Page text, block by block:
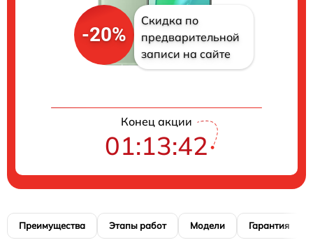
-20%
Скидка по
предварительной
записи на сайте
Конец акции
01:13:41
Преимущества Этапы работ Модели Гарантия